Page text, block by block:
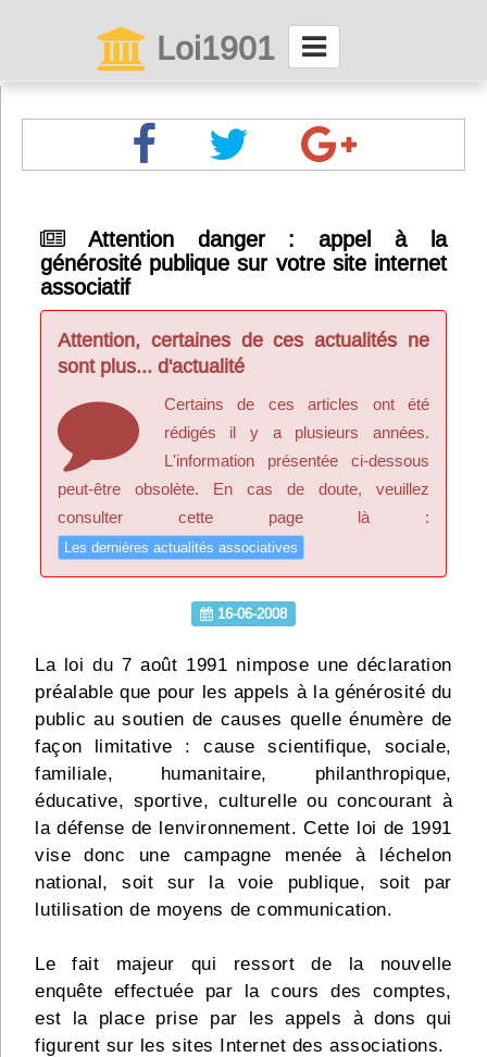
Loi1901
Menu général
ServiceAsso
Partager
VieAsso
Infos
Désabo Lettrasso
Nous contacter
Attention danger : appel à la
générosité publique sur votre site internet
associatif
Attention, certaines de ces actualités ne
sont plus... d'actualité
Certains de ces articles ont été
rédigés il y a plusieurs années.
L'information présentée ci-dessous
peut-être obsolète. En cas de doute, veuillez
consulter cette page là :
Les dernières actualités associatives
16-06-2008
La loi du 7 août 1991 nimpose une déclaration
préalable que pour les appels à la générosité du
public au soutien de causes quelle énumère de
façon limitative : cause scientifique, sociale,
familiale, humanitaire, philanthropique,
éducative, sportive, culturelle ou concourant à
la défense de lenvironnement. Cette loi de 1991
vise donc une campagne menée à léchelon
national, soit sur la voie publique, soit par
lutilisation de moyens de communication.
Le fait majeur qui ressort de la nouvelle
enquête effectuée par la cours des comptes,
est la place prise par les appels à dons qui
figurent sur les sites Internet des associations.